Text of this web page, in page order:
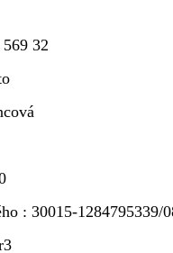
32
: 30015-1284795339/